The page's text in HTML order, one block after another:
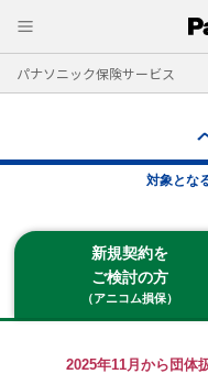
パナソニック保険サービス
対象とな
新規契約を
ご検討の方
（アニコム損保）
2025年11月から団体